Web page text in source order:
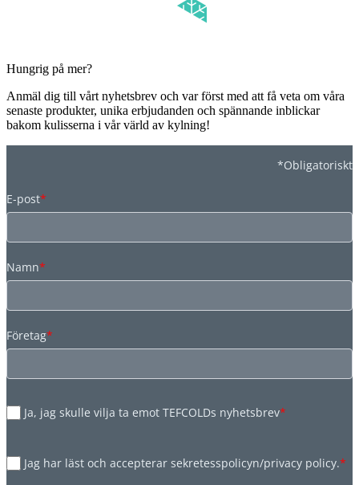
Hungrig på mer?
Anmäl dig till vårt nyhetsbrev och var först med att få veta om våra
senaste produkter, unika erbjudanden och spännande inblickar
bakom kulisserna i vår värld av kylning!
*Obligatoriskt
E-post*
Namn*
Företag*
Ja, jag skulle vilja ta emot TEFCOLDs nyhetsbrev*
Jag har läst och accepterar sekretesspolicyn/privacy policy.*